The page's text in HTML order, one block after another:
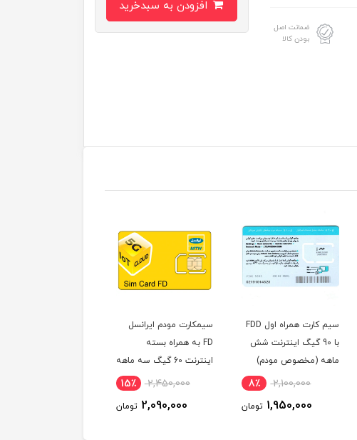
ضمانت اصل
بودن کالا
سیم کارت همراه اول FDD
با 90 گیگ اینترنت شش
ماهه (مخصوص مودم)
2,100,000 8٪
1,950,000 تومان
سیمکارت مودم ایرانسل
FD به همراه بسته
اینترنت 60 گیگ سه ماهه
(مخصوص مودم )
2,450,000 15٪
2,090,000 تومان